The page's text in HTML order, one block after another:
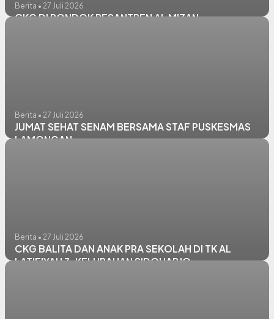
Berita • 27 Juli 2026
CKG DI PONDOK PESANTREN AL MIZAN
Berita • 27 Juli 2026
JUMAT SEHAT SENAM BERSAMA STAF PUSKESMAS
LAMONGAN
Berita • 27 Juli 2026
CKG BALITA DAN ANAK PRA SEKOLAH DI TK AL
LATIFIYAH 3, KELURAHAN SIDOHARJO